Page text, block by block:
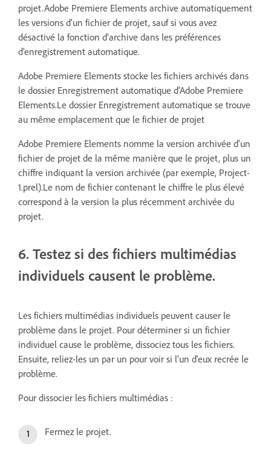
projet.Adobe Premiere Elements archive automatiquement
les versions d'un fichier de projet, sauf si vous avez
désactivé la fonction d'archive dans les préférences
d'enregistrement automatique.
Adobe Premiere Elements stocke les fichiers archivés dans
le dossier Enregistrement automatique d'Adobe Premiere
Elements.Le dossier Enregistrement automatique se trouve
au même emplacement que le fichier de projet
Adobe Premiere Elements nomme la version archivée d'un
fichier de projet de la même manière que le projet, plus un
chiffre indiquant la version archivée (par exemple, Project-
1.prel).Le nom de fichier contenant le chiffre le plus élevé
correspond à la version la plus récemment archivée du
projet.
6. Testez si des fichiers multimédias
individuels causent le problème.
Les fichiers multimédias individuels peuvent causer le
problème dans le projet. Pour déterminer si un fichier
individuel cause le problème, dissociez tous les fichiers.
Ensuite, reliez-les un par un pour voir si l'un d'eux recrée le
problème.
Pour dissocier les fichiers multimédias :
Fermez le projet.